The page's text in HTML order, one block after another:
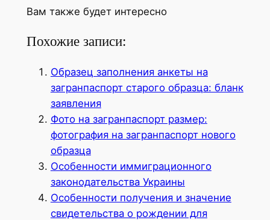
Вам также будет интересно
Похожие записи:
Образец заполнения анкеты на
загранпаспорт старого образца: бланк
заявления
Фото на загранпаспорт размер:
фотография на загранпаспорт нового
образца
Особенности иммиграционного
законодательства Украины
Особенности получения и значение
свидетельства о рождении для